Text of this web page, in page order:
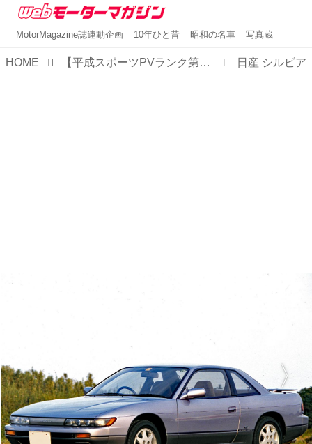
MotorMagazine誌連動企画 10年ひと昔 昭和の名車 写真蔵
HOME 【平成スポーツPVランク第7位】日産 シルビア（S13型・後期型：1991年1月発売）